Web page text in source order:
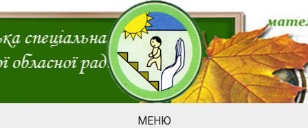
МЕНЮ